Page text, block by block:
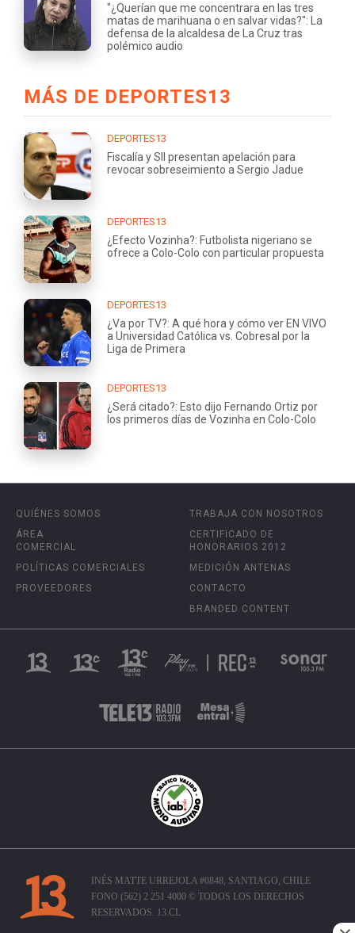
"¿Querían que me concentrara en las tres
matas de marihuana o en salvar vidas?": La
defensa de la alcaldesa de La Cruz tras
polémico audio
MÁS DE DEPORTES13
DEPORTES13
Fiscalía y SII presentan apelación para
revocar sobreseimiento a Sergio Jadue
DEPORTES13
¿Efecto Vozinha?: Futbolista nigeriano se
ofrece a Colo-Colo con particular propuesta
DEPORTES13
¿Va por TV?: A qué hora y cómo ver EN VIVO
a Universidad Católica vs. Cobresal por la
Liga de Primera
DEPORTES13
¿Será citado?: Esto dijo Fernando Ortiz por
los primeros días de Vozinha en Colo-Colo
QUIÉNES SOMOS
ÁREA
COMERCIAL
POLÍTICAS COMERCIALES
PROVEEDORES
TRABAJA CON NOSOTROS
CERTIFICADO DE
HONORARIOS 2012
MEDICIÓN ANTENAS
CONTACTO
BRANDED CONTENT
INÉS MATTE URREJOLA #0848, SANTIAGO, CHILE
FONO (562) 2 251 4000 © TODOS LOS DERECHOS
RESERVADOS. 13.CL